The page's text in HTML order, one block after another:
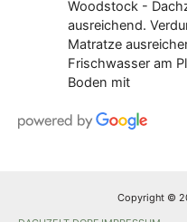
Woodstock -
ausreichend.
Matratze
Frischwasser am
Boden mit
Copyright ©